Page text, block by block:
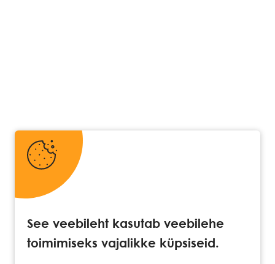
See veebileht kasutab veebilehe
toimimiseks vajalikke küpsiseid.